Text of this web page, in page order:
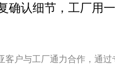
确认细节，工厂用
户与工厂通力合作，通